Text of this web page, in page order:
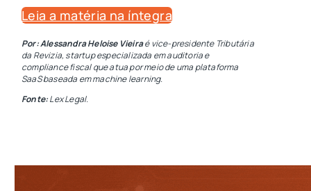
Leia a matéria na íntegra
Por: Alessandra Heloise Vieiraé vice-presidente Tributária
da Revizia, startup especializada em auditoria e
compliance fiscal que atua por meio de uma plataforma
SaaS baseada em machine learning.
Fonte:Lex Legal.